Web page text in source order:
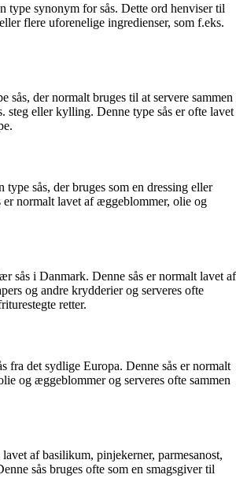
type synonym for sås. Dette ord henviser til
flere uforenelige ingredienser, som f.eks.
sås, der normalt bruges til at servere sammen
steg eller kylling. Denne type sås er ofte lavet
type sås, der bruges som en dressing eller
er normalt lavet af æggeblommer, olie og
sås i Danmark. Denne sås er normalt lavet af
og andre krydderier og serveres ofte
retter.
fra det sydlige Europa. Denne sås er normalt
og æggeblommer og serveres ofte sammen
lavet af basilikum, pinjekerner, parmesanost,
sås bruges ofte som en smagsgiver til